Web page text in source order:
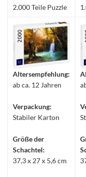
2.000 Teile Puzzle
Altersempfehlung:
ab ca. 12 Jahren
Verpackung:
Stabiler Karton
Größe der
Schachtel:
37,3 x 27 x 5,6 cm